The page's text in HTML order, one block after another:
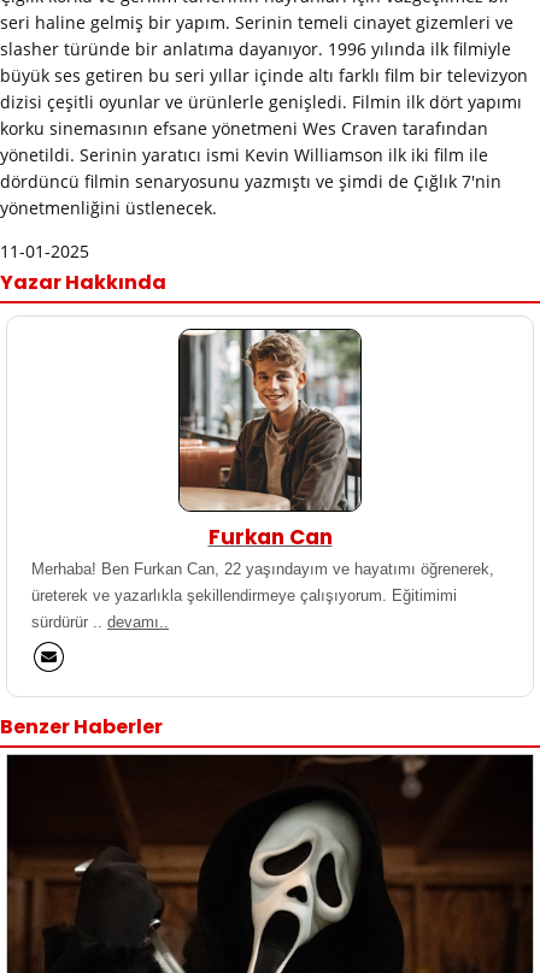
seri haline gelmiş bir yapım. Serinin temeli cinayet gizemleri ve
slasher türünde bir anlatıma dayanıyor. 1996 yılında ilk filmiyle
büyük ses getiren bu seri yıllar içinde altı farklı film bir televizyon
dizisi çeşitli oyunlar ve ürünlerle genişledi. Filmin ilk dört yapımı
korku sinemasının efsane yönetmeni Wes Craven tarafından
yönetildi. Serinin yaratıcı ismi Kevin Williamson ilk iki film ile
dördüncü filmin senaryosunu yazmıştı ve şimdi de Çığlık 7'nin
yönetmenliğini üstlenecek.
11-01-2025
Yazar Hakkında
Furkan Can
Merhaba! Ben Furkan Can, 22 yaşındayım ve hayatımı öğrenerek,
üreterek ve yazarlıkla şekillendirmeye çalışıyorum. Eğitimimi
sürdürür .. devamı..
Benzer Haberler